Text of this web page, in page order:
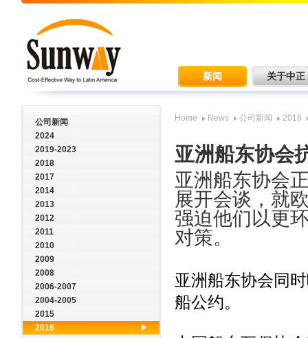
新闻 关于中正
公司新闻
2024
2019-2023
2018
2017
2014
2013
2012
2011
2010
2009
2008
2006-2007
2004-2005
2015
2016
Home News 公司新闻 2016
亚洲船东协会
亚洲船东协会
展开会谈，就
强迫他们以更
对策。
亚洲船东协会同
船公约。